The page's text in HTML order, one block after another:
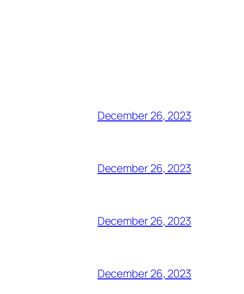
December 26, 2023
December 26, 2023
December 26, 2023
December 26, 2023